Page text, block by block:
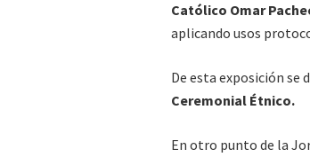
Católico Omar
aplicando usos
De esta exposición
Ceremonial Étnico.
En otro punto de la